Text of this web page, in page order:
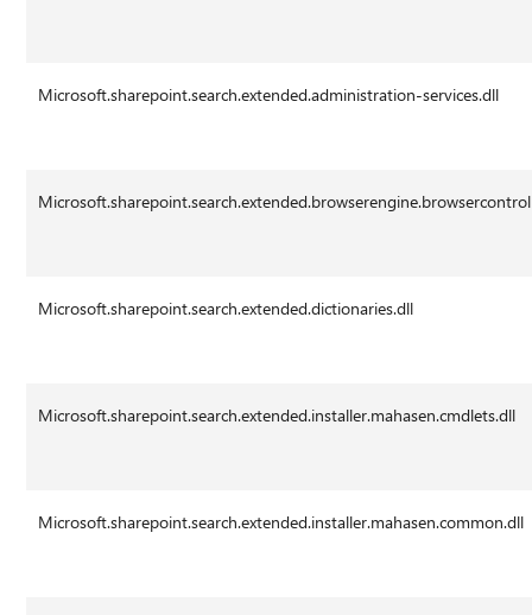
Microsoft.sharepoint.search.extended.administration-services.dll
Microsoft.sharepoint.search.extended.dictionaries.dll
Microsoft.sharepoint.search.extended.installer.mahasen.cmdlets.dll
Microsoft.sharepoint.search.extended.installer.mahasen.common.dll